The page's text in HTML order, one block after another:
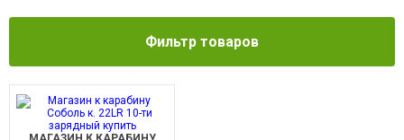
Фильтр товаров